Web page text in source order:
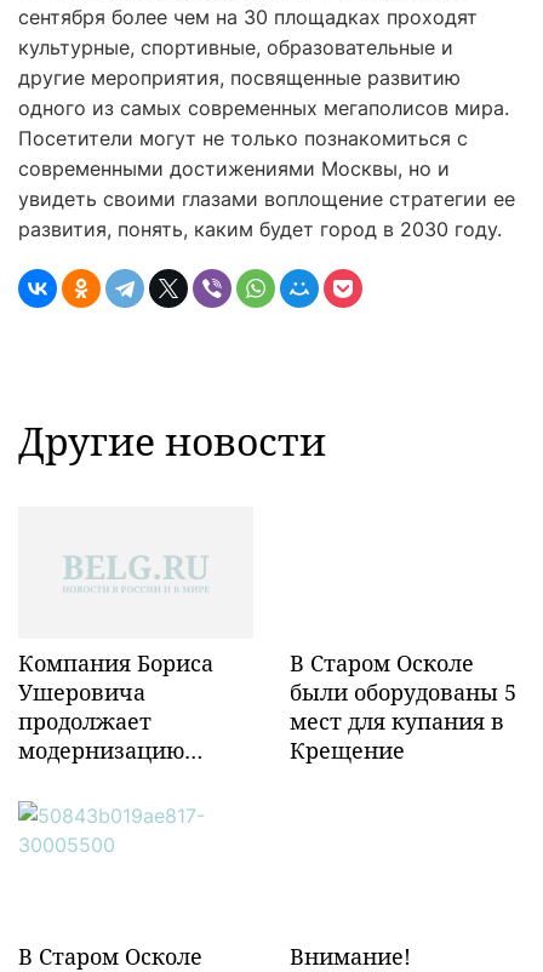
сентября более чем на 30 площадках проходят
культурные, спортивные, образовательные и
другие мероприятия, посвященные развитию
одного из самых современных мегаполисов мира.
Посетители могут не только познакомиться с
современными достижениями Москвы, но и
увидеть своими глазами воплощение стратегии ее
развития, понять, каким будет город в 2030 году.
Другие новости
Компания Бориса
Ушеровича
продолжает
модернизацию
инфраструктуры в
Забайкалье
В Старом Осколе
были оборудованы 5
мест для купания в
Крещение
В Старом Осколе
Внимание!